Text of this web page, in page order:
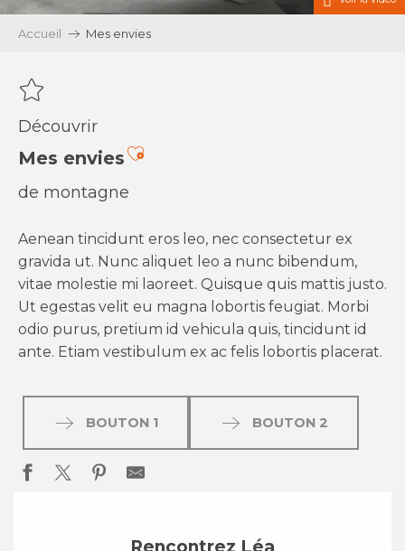
Accueil Mes envies
Découvrir
Mes enviesAjouter aux favoris
de montagne
Aenean tincidunt eros leo, nec consectetur ex
gravida ut. Nunc aliquet leo a nunc bibendum,
vitae molestie mi laoreet. Quisque quis mattis justo.
Ut egestas velit eu magna lobortis feugiat. Morbi
odio purus, pretium id vehicula quis, tincidunt id
ante. Etiam vestibulum ex ac felis lobortis placerat.
BOUTON 1 BOUTON 2